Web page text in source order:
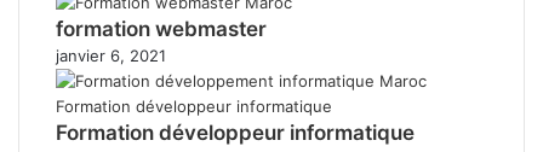
formation webmaster
janvier 6, 2021
Formation développeur informatique